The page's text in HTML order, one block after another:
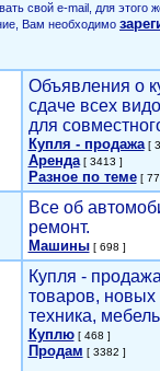
свой е-mail, для этого
Вам необходимо
Объявления о
сдаче всех
для
Купля - продажа[
Аренда[ 3413 ]
Разное по теме[
Все об
ремонт.
Машины[ 698 ]
Купля -
товаров,
техника,
Куплю[ 468 ]
Продам [ 3382 ]